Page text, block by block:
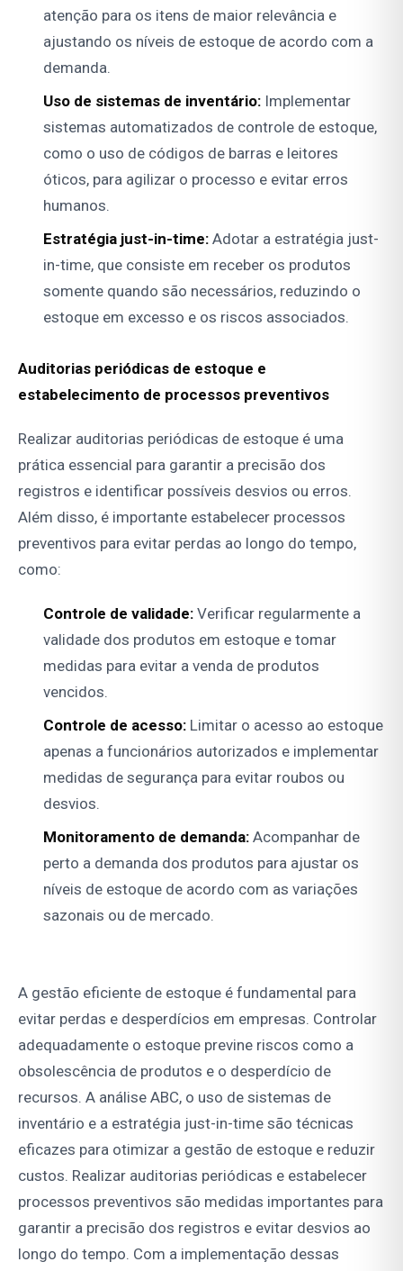
atenção para os itens de maior relevância e
ajustando os níveis de estoque de acordo com a
demanda.
Uso de sistemas de inventário: Implementar
sistemas automatizados de controle de estoque,
como o uso de códigos de barras e leitores
óticos, para agilizar o processo e evitar erros
humanos.
Estratégia just-in-time: Adotar a estratégia just-
in-time, que consiste em receber os produtos
somente quando são necessários, reduzindo o
estoque em excesso e os riscos associados.
Auditorias periódicas de estoque e
estabelecimento de processos preventivos
Realizar auditorias periódicas de estoque é uma
prática essencial para garantir a precisão dos
registros e identificar possíveis desvios ou erros.
Além disso, é importante estabelecer processos
preventivos para evitar perdas ao longo do tempo,
como:
Controle de validade: Verificar regularmente a
validade dos produtos em estoque e tomar
medidas para evitar a venda de produtos
vencidos.
Controle de acesso: Limitar o acesso ao estoque
apenas a funcionários autorizados e implementar
medidas de segurança para evitar roubos ou
desvios.
Monitoramento de demanda: Acompanhar de
perto a demanda dos produtos para ajustar os
níveis de estoque de acordo com as variações
sazonais ou de mercado.
A gestão eficiente de estoque é fundamental para
evitar perdas e desperdícios em empresas. Controlar
adequadamente o estoque previne riscos como a
obsolescência de produtos e o desperdício de
recursos. A análise ABC, o uso de sistemas de
inventário e a estratégia just-in-time são técnicas
eficazes para otimizar a gestão de estoque e reduzir
custos. Realizar auditorias periódicas e estabelecer
processos preventivos são medidas importantes para
garantir a precisão dos registros e evitar desvios ao
longo do tempo. Com a implementação dessas